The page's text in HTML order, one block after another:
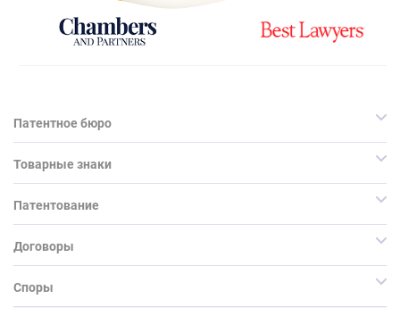
Патентное бюро
Товарные знаки
Патентование
Договоры
Споры